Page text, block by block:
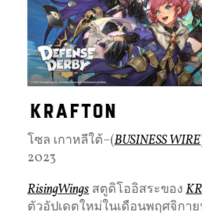
โซล เกาหลีใต้–(BUSINESS WIRE
2023
RisingWings สตูดิโออิสระของ
ตัวอัปเดตใหม่ในเดือนพฤศจิกา